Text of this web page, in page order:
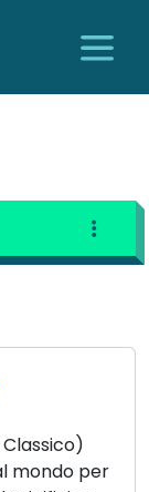
Classico)
mondo per